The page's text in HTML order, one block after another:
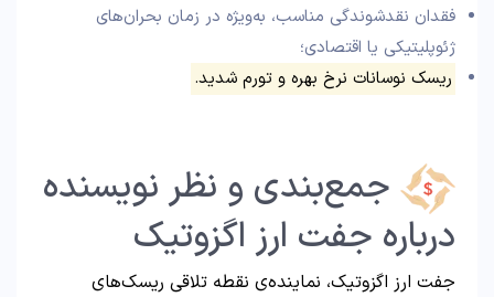
فقدان نقدشوندگی مناسب، به‌ویژه در زمان بحران‌های
ژئوپلیتیکی یا اقتصادی؛
ریسک نوسانات نرخ بهره و تورم شدید.
جمع‌بندی و نظر نویسنده
درباره جفت ارز اگزوتیک
جفت ارز اگزوتیک، نماینده‌ی نقطه تلاقی ریسک‌های